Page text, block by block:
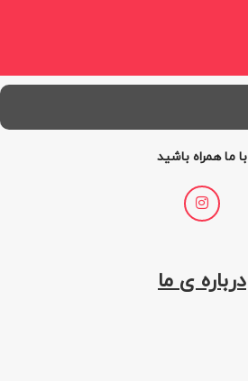
با ما همراه باشید
درباره ی ما